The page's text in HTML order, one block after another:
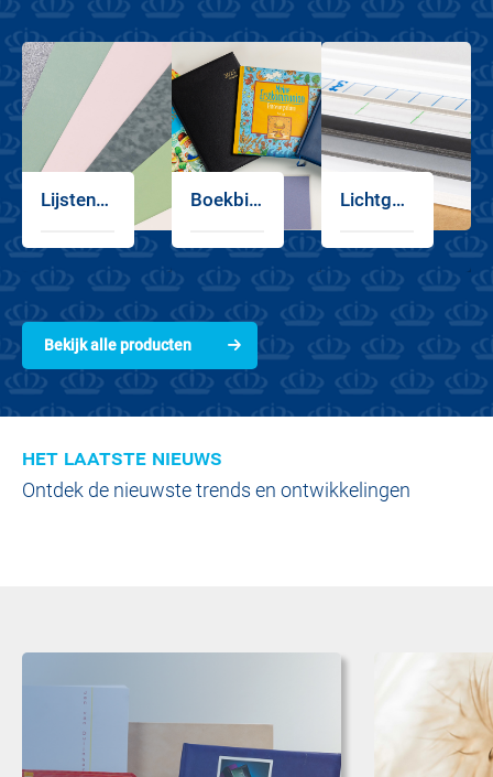
Lijstenmakersproducten Boekbindersfoamboard Lichtgewicht kunststof schuimplaten
Bekijk alle producten
het laatste nieuws
Ontdek de nieuwste trends en ontwikkelingen